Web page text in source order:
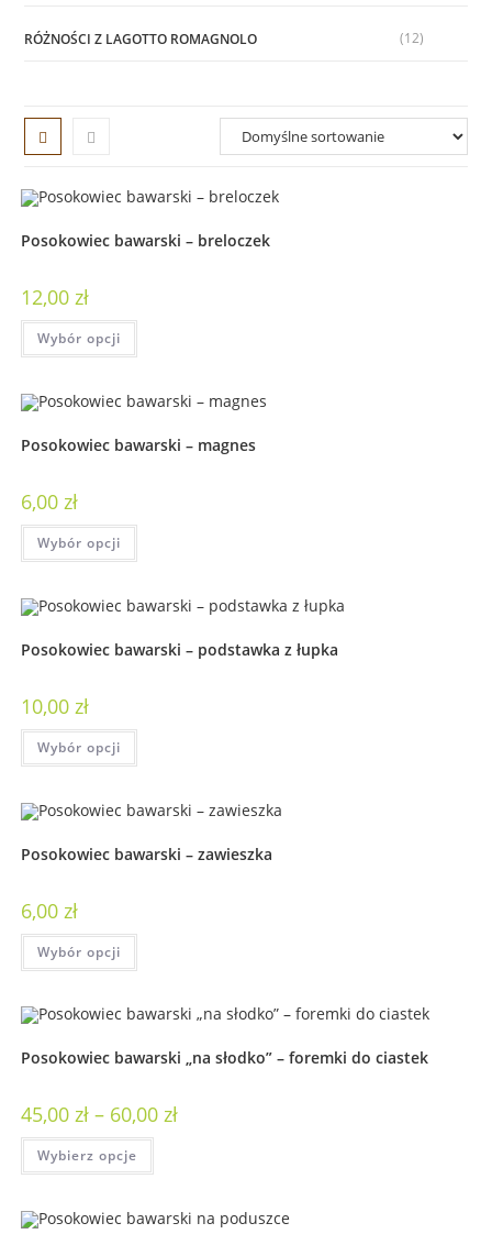
Posokowiec bawarski – breloczek
12,00 zł
Wybór opcji
Posokowiec bawarski – magnes
6,00 zł
Wybór opcji
Posokowiec bawarski – podstawka z łupka
10,00 zł
Wybór opcji
Posokowiec bawarski – zawieszka
6,00 zł
Wybór opcji
Posokowiec bawarski „na słodko” – foremki do ciastek
45,00 zł – 60,00 zł
Wybierz opcje
RÓŻNOŚCI Z LAGOTTO ROMAGNOLO (12)